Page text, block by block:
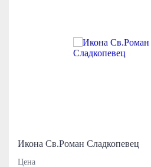
Икона Св.Роман Сладкопевец
Цена